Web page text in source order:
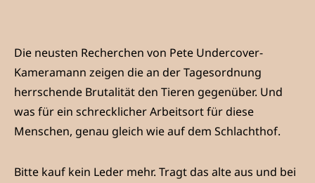
Die neusten Recherchen von Pete Undercover-
Kameramann zeigen die an der Tagesordnung
herrschende Brutalität den Tieren gegenüber. Und
was für ein schrecklicher Arbeitsort für diese
Menschen, genau gleich wie auf dem Schlachthof.
Bitte kauf kein Leder mehr. Tragt das alte aus und bei